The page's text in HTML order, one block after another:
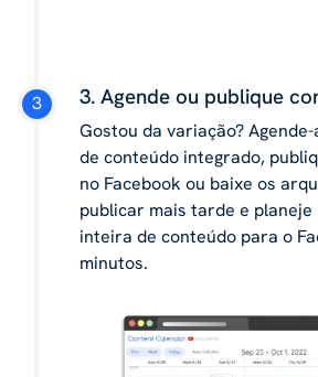
3. Agende ou publique
Gostou da variação?
de conteúdo integrado,
no Facebook ou baixe os
publicar mais tarde e planeje
inteira de conteúdo para o
minutos.